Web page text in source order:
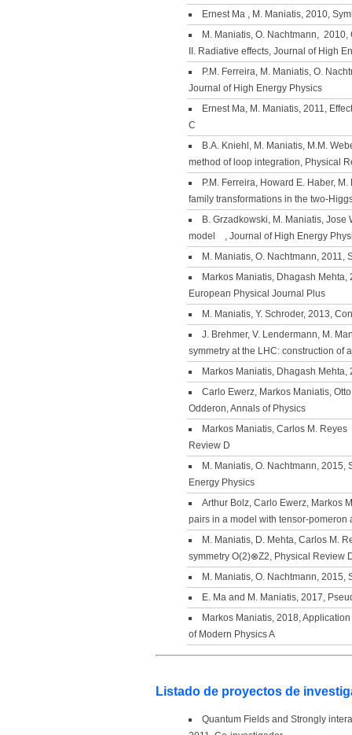
Ernest Ma , M. Maniatis, 2010,
M. Maniatis, O. Nachtmann,
II. Radiative effects, Journal of High
P.M. Ferreira, M. Maniatis, O.
Journal of High Energy Physics
Ernest Ma, M. Maniatis, 2011,
C
B.A. Kniehl, M. Maniatis, M.M.
method of loop integration, Physical
P.M. Ferreira, Howard E. Haber,
family transformations in the two-
B. Grzadkowski, M. Maniatis,
model , Journal of High Energy
M. Maniatis, O. Nachtmann,
Markos Maniatis, Dhagash
European Physical Journal Plus
M. Maniatis, Y. Schroder, 2013,
J. Brehmer, V. Lendermann, M.
symmetry at the LHC: construction of
Markos Maniatis, Dhagash
Carlo Ewerz, Markos Maniatis,
Odderon, Annals of Physics
Markos Maniatis, Carlos M.
Review D
M. Maniatis, O. Nachtmann,
Energy Physics
Arthur Bolz, Carlo Ewerz, Markos
pairs in a model with tensor-
M. Maniatis, D. Mehta, Carlos M.
symmetry O(2)⊗Z2, Physical Review
M. Maniatis, O. Nachtmann,
E. Ma and M. Maniatis, 2017,
Markos Maniatis, 2018,
of Modern Physics A
Listado de proyectos de
Quantum Fields and Strongly